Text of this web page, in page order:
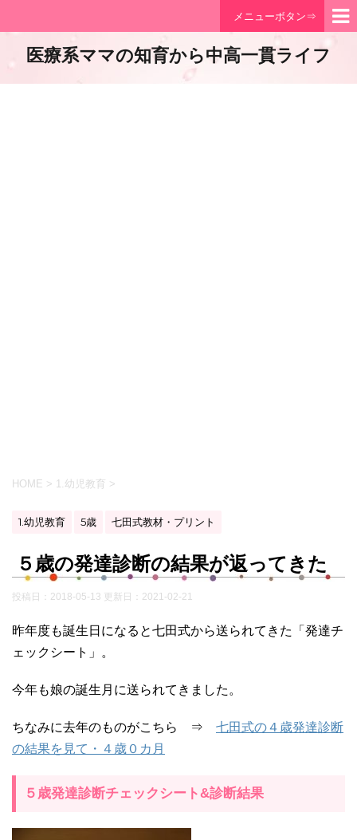
メニューボタン⇒
医療系ママの知育から中高一貫ライフ
HOME > 1.幼児教育 >
1.幼児教育 5歳 七田式教材・プリント
５歳の発達診断の結果が返ってきた
投稿日：2018-05-13 更新日： 2021-02-21
昨年度も誕生日になると七田式から送られてきた「発達チ
ェックシート」。
今年も娘の誕生月に送られてきました。
ちなみに去年のものがこちら ⇒ 七田式の４歳発達診断
の結果を見て・４歳０カ月
５歳発達診断チェックシート&診断結果